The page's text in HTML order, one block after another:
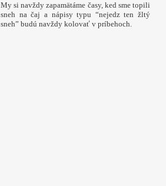
My si navždy zapamätáme časy, ked sme topili
sneh na čaj a nápisy typu “nejedz ten žltý
sneh” budú navždy kolovať v príbehoch.